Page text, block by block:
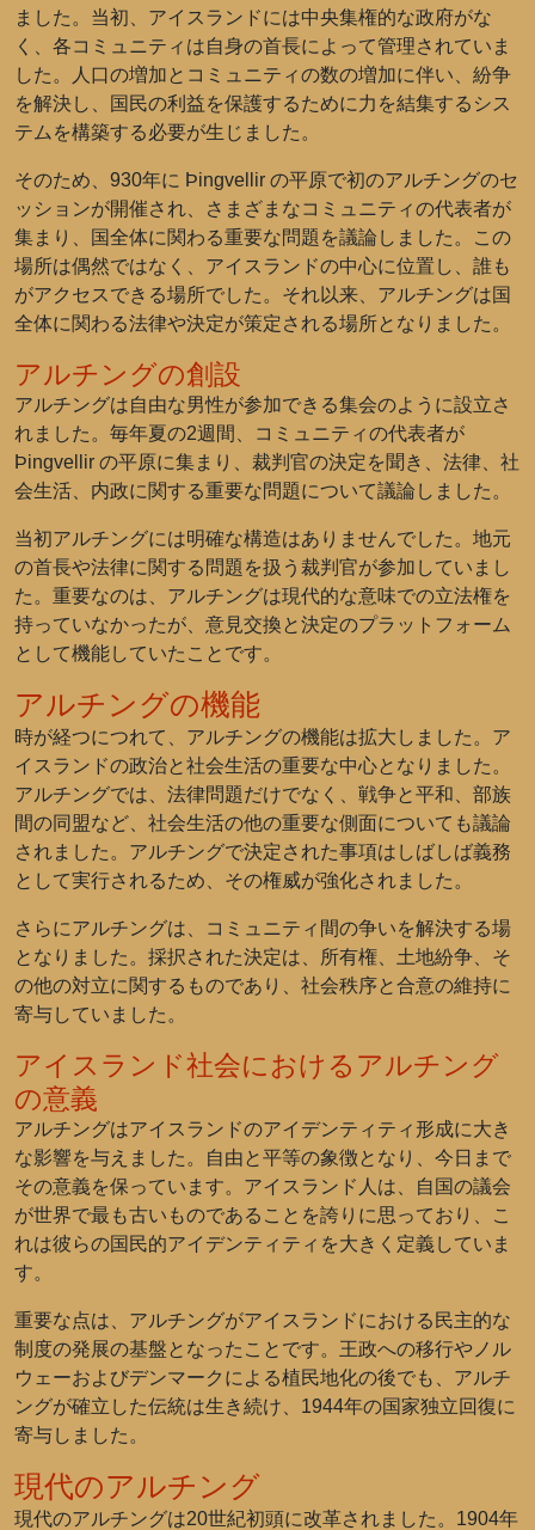
ました。当初、アイスランドには中央集権的な政府がな
く、各コミュニティは自身の首長によって管理されていま
した。人口の増加とコミュニティの数の増加に伴い、紛争
を解決し、国民の利益を保護するために力を結集するシス
テムを構築する必要が生じました。
そのため、930年に Þingvellir の平原で初のアルチングのセ
ッションが開催され、さまざまなコミュニティの代表者が
集まり、国全体に関わる重要な問題を議論しました。この
場所は偶然ではなく、アイスランドの中心に位置し、誰も
がアクセスできる場所でした。それ以来、アルチングは国
全体に関わる法律や決定が策定される場所となりました。
アルチングの創設
アルチングは自由な男性が参加できる集会のように設立さ
れました。毎年夏の2週間、コミュニティの代表者が
Þingvellir の平原に集まり、裁判官の決定を聞き、法律、社
会生活、内政に関する重要な問題について議論しました。
当初アルチングには明確な構造はありませんでした。地元
の首長や法律に関する問題を扱う裁判官が参加していまし
た。重要なのは、アルチングは現代的な意味での立法権を
持っていなかったが、意見交換と決定のプラットフォーム
として機能していたことです。
アルチングの機能
時が経つにつれて、アルチングの機能は拡大しました。ア
イスランドの政治と社会生活の重要な中心となりました。
アルチングでは、法律問題だけでなく、戦争と平和、部族
間の同盟など、社会生活の他の重要な側面についても議論
されました。アルチングで決定された事項はしばしば義務
として実行されるため、その権威が強化されました。
さらにアルチングは、コミュニティ間の争いを解決する場
となりました。採択された決定は、所有権、土地紛争、そ
の他の対立に関するものであり、社会秩序と合意の維持に
寄与していました。
アイスランド社会におけるアルチング
の意義
アルチングはアイスランドのアイデンティティ形成に大き
な影響を与えました。自由と平等の象徴となり、今日まで
その意義を保っています。アイスランド人は、自国の議会
が世界で最も古いものであることを誇りに思っており、こ
れは彼らの国民的アイデンティティを大きく定義していま
す。
重要な点は、アルチングがアイスランドにおける民主的な
制度の発展の基盤となったことです。王政への移行やノル
ウェーおよびデンマークによる植民地化の後でも、アルチ
ングが確立した伝統は生き続け、1944年の国家独立回復に
寄与しました。
現代のアルチング
現代のアルチングは20世紀初頭に改革されました。1904年